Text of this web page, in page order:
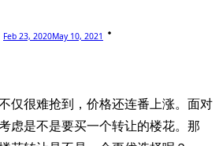
Feb 23, 2020May 10, 2021
仅很难抢到，价格还连番上涨。面对
虑是不是要买一个转让的楼花。那